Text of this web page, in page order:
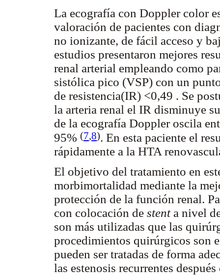
La ecografía con Doppler color
valoración de pacientes con
no ionizante, de fácil acceso y
estudios presentaron mejores
renal arterial empleando como
sistólica pico (VSP) con un
de resistencia(IR) <0,49 . Se
la arteria renal el IR disminuye
de la ecografía Doppler oscila
95% (7,8). En esta paciente el
rápidamente a la HTA
El objetivo del tratamiento en
morbimortalidad mediante la
protección de la función renal.
con colocación de stenta nivel
son más utilizadas que las
procedimientos quirúrgicos son
pueden ser tratadas de forma
las estenosis recurrentes